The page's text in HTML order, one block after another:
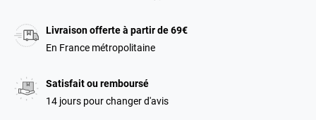
Livraison offerte à partir de 69€
En France métropolitaine
Satisfait ou remboursé
14 jours pour changer d'avis